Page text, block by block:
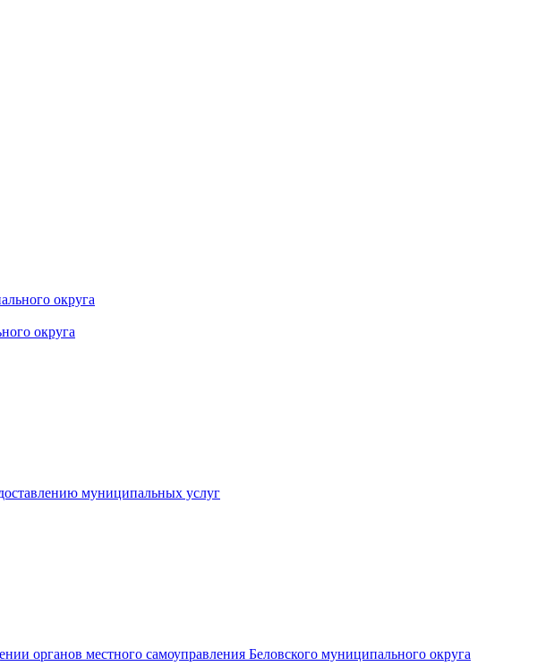
округа
округа
муниципальных услуг
органов местного самоуправления Беловского муниципального округа